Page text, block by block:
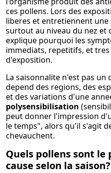
ces pollens. Lors des
liberes et entretiennent
surtout au niveau du nez et
explique pourquoi les
immediats, repetitifs, et
d'exposition.
La saisonnalite n'est pas un
depend des regions, des
et des variations d'une
polysensibilisation
peut donner l'impression
le temps", alors qu'il s'agit
chevauchent.
Quels pollens sont le
cause selon la saison?